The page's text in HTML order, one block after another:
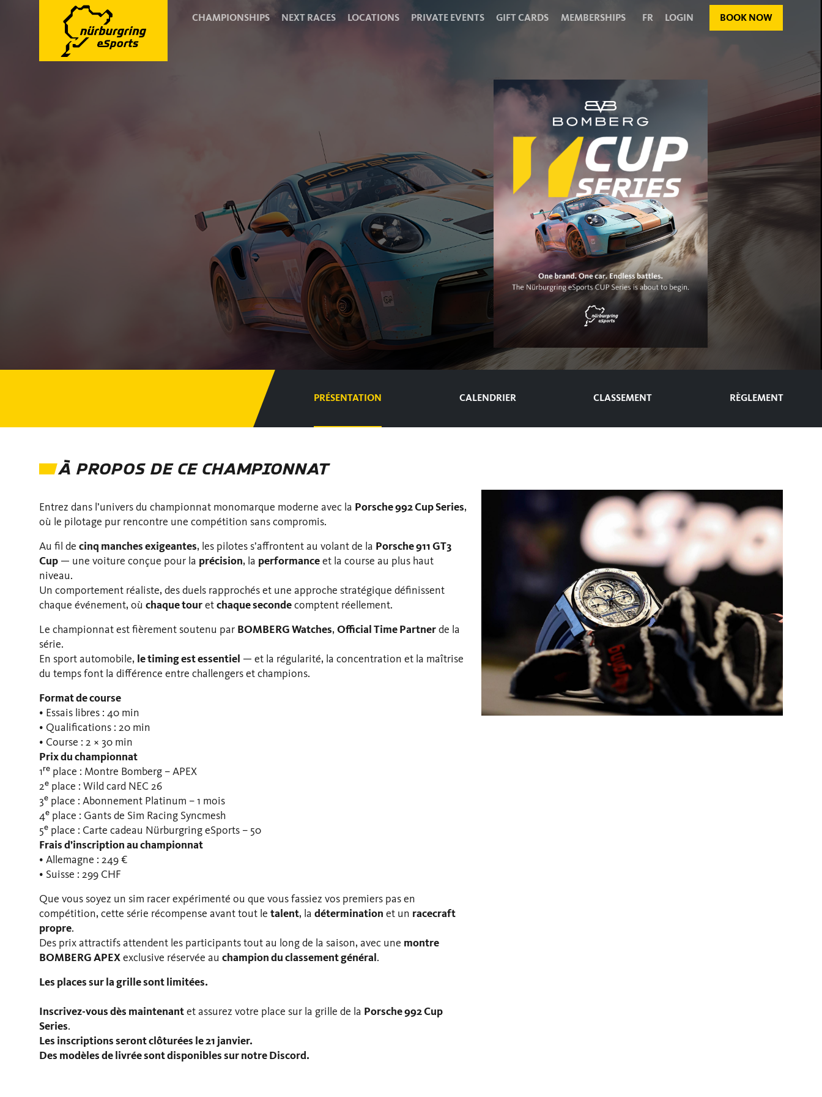
CHAMPIONSHIPS NEXT RACES LOCATIONS PRIVATE EVENTS GIFT CARDS MEMBERSHIPS FR LOGIN BOOK NOW
One Brand. One car. Endless battles
PRÉSENTATION CALENDRIER CLASSEMENT RÈGLEMENT
À PROPOS DE CE CHAMPIONNAT
Entrez dans l’univers du championnat monomarque moderne avec la Porsche 992 Cup Series,
où le pilotage pur rencontre une compétition sans compromis.
Au fil de cinq manches exigeantes, les pilotes s’affrontent au volant de la Porsche 911 GT3
Cup — une voiture conçue pour la précision, la performanceet la course au plus haut
niveau.
Un comportement réaliste, des duels rapprochés et une approche stratégique définissent
chaque événement, où chaque touretchaque secondecomptent réellement.
Le championnat est fièrement soutenu par BOMBERG Watches, Official Time Partnerde la
série.
En sport automobile, le timing est essentiel — et la régularité, la concentration et la maîtrise
du temps font la différence entre challengers et champions.
Format de course
• Essais libres : 40 min
• Qualifications : 20 min
• Course : 2 × 30 min
Prix du championnat
1ʳᵉ place : Montre Bomberg – APEX
2ᵉ place : Wild card NEC 26
3ᵉ place : Abonnement Platinum – 1 mois
4ᵉ place : Gants de Sim Racing Syncmesh
5ᵉ place : Carte cadeau Nürburgring eSports – 50
Frais d’inscription au championnat
• Allemagne : 249 €
• Suisse : 299 CHF
Que vous soyez un sim racer expérimenté ou que vous fassiez vos premiers pas en
compétition, cette série récompense avant tout le talent, la détermination et un racecraft
propre.
Des prix attractifs attendent les participants tout au long de la saison, avec une montre
BOMBERG APEXexclusive réservée au champion du classement général.
Les places sur la grille sont limitées.
Inscrivez-vous dès maintenantet assurez votre place sur la grille de la Porsche 992 Cup
Series.
Les inscriptions seront clôturées le 21 janvier.
Des modèles de livrée sont disponibles sur notre Discord.